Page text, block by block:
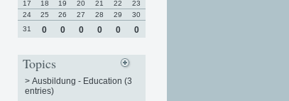
17
18 19 20 21 22
23
24
25 26 27 28 29
30
31
0 0 0 0 0 0
Topics
> Ausbildung - Education (3
entries)